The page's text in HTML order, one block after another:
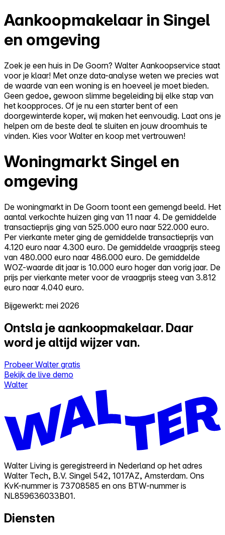
Aankoopmakelaar in Singel
en omgeving
Zoek je een huis in De Goorn? Walter Aankoopservice staat
voor je klaar! Met onze data-analyse weten we precies wat
de waarde van een woning is en hoeveel je moet bieden.
Geen gedoe, gewoon slimme begeleiding bij elke stap van
het koopproces. Of je nu een starter bent of een
doorgewinterde koper, wij maken het eenvoudig. Laat ons je
helpen om de beste deal te sluiten en jouw droomhuis te
vinden. Kies voor Walter en koop met vertrouwen!
Woningmarkt Singel en
omgeving
De woningmarkt in De Goorn toont een gemengd beeld. Het
aantal verkochte huizen ging van 11 naar 4. De gemiddelde
transactieprijs ging van 525.000 euro naar 522.000 euro.
Per vierkante meter ging de gemiddelde transactieprijs van
4.120 euro naar 4.300 euro. De gemiddelde vraagprijs steeg
van 480.000 euro naar 486.000 euro. De gemiddelde
WOZ-waarde dit jaar is 10.000 euro hoger dan vorig jaar. De
prijs per vierkante meter voor de vraagprijs steeg van 3.812
euro naar 4.040 euro.
Bijgewerkt: mei 2026
Ontsla je aankoopmakelaar. Daar
word je altijd wijzer van.
Probeer Walter gratis
Bekijk de live demo
Walter
Walter Living is geregistreerd in Nederland op het adres
Walter Tech, B.V. Singel 542, 1017AZ, Amsterdam. Ons
KvK-nummer is 73708585 en ons BTW-nummer is
NL859636033B01.
Diensten